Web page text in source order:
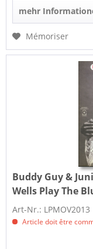
mehr
Mémoriser
Buddy Guy &
Wells Play The
Art-Nr.: LPMOV2013
Article doit être